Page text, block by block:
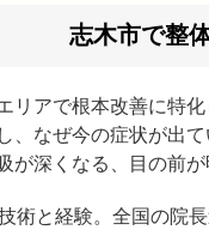
志木市で整
リアで根本改善に特
、なぜ今の症状が出
が深くなる、目の前
術と経験。全国の院